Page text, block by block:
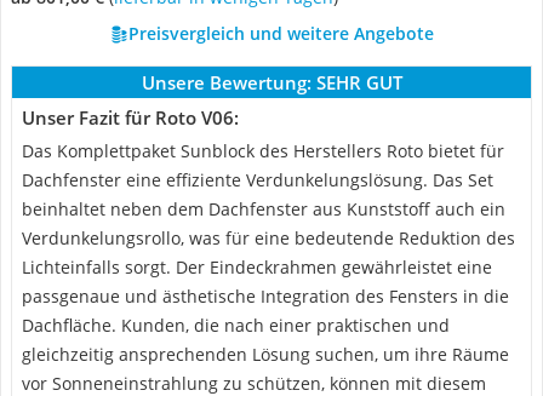
Preisvergleich und weitere Angebote
Unsere Bewertung: SEHR GUT
Unser Fazit für Roto V06:
Das Komplettpaket Sunblock des Herstellers Roto bietet für
Dachfenster eine effiziente Verdunkelungslösung. Das Set
beinhaltet neben dem Dachfenster aus Kunststoff auch ein
Verdunkelungsrollo, was für eine bedeutende Reduktion des
Lichteinfalls sorgt. Der Eindeckrahmen gewährleistet eine
passgenaue und ästhetische Integration des Fensters in die
Dachfläche. Kunden, die nach einer praktischen und
gleichzeitig ansprechenden Lösung suchen, um ihre Räume
vor Sonneneinstrahlung zu schützen, können mit diesem